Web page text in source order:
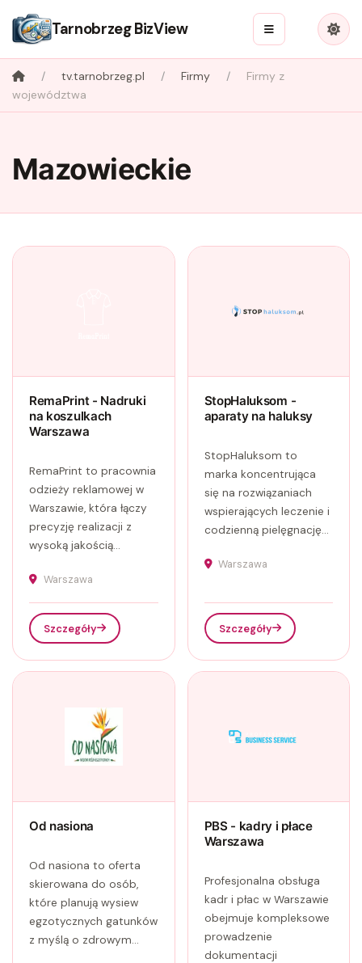
Tarnobrzeg BizView
tv.tarnobrzeg.pl Firmy
Firmy z
województwa
Mazowieckie
RemaPrint - Nadruki
na koszulkach
Warszawa
RemaPrint to pracownia
odzieży reklamowej w
Warszawie, która łączy
precyzję realizacji z
wysoką jakością...
Warszawa
Szczegóły
StopHaluksom -
aparaty na haluksy
StopHaluksom to
marka koncentrująca
się na rozwiązaniach
wspierających leczenie i
codzienną pielęgnację...
Warszawa
Szczegóły
Od nasiona
Od nasiona to oferta
skierowana do osób,
które planują wysiew
egzotycznych gatunków
z myślą o zdrowym...
PBS - kadry i płace
Warszawa
Profesjonalna obsługa
kadr i płac w Warszawie
obejmuje kompleksowe
prowadzenie
dokumentacji